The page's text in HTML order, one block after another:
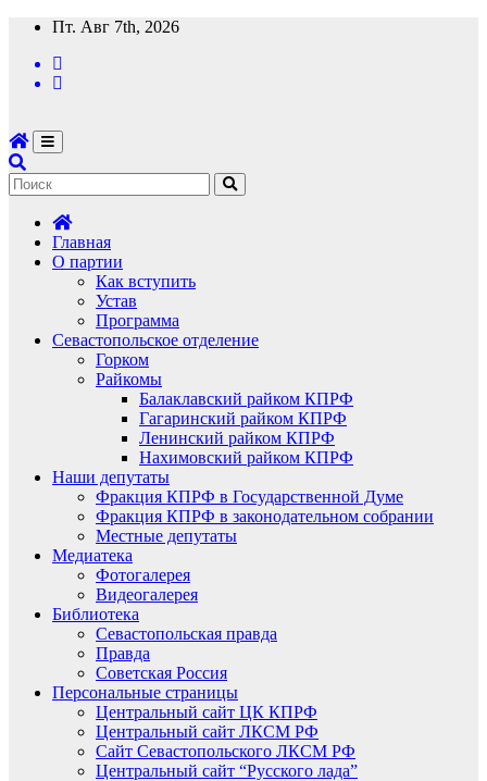
Перейти
содержимому
Пт. Авг 7th, 2026
Главная
О партии
Как вступить
Устав
Программа
Севастопольское отделение
Горком
Райкомы
Балаклавский райком КПРФ
Гагаринский райком КПРФ
Ленинский райком КПРФ
Нахимовский райком КПРФ
Наши депутаты
Фракция КПРФ в Государственной Думе
Фракция КПРФ в законодательном собрании
Местные депутаты
Медиатека
Фотогалерея
Видеогалерея
Библиотека
Севастопольская правда
Правда
Советская Россия
Персональные страницы
Центральный сайт ЦК КПРФ
Центральный сайт ЛКСМ РФ
Сайт Севастопольского ЛКСМ РФ
Центральный сайт “Русского лада”